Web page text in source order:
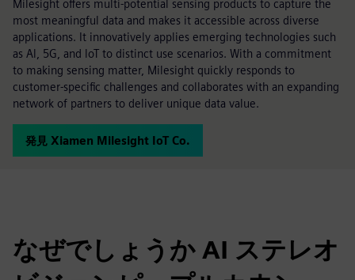
Milesight offers multi-potential sensing products to capture the
most meaningful data and makes it accessible across diverse
applications. It innovatively applies emerging technologies such
as Al, 5G, and loT to distinct use scenarios. With a commitment
to making sensing matter, Milesight quickly responds to
customer-specific challenges and collaborates with an expanding
network of partners to deliver unique data value.
発見 Xiamen Milesight IoT Co.
なぜでしょうか AI ステレオ